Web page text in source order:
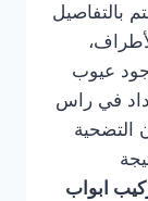
بالتفاصيل
عيوب
في راس
التضحية
ابواب